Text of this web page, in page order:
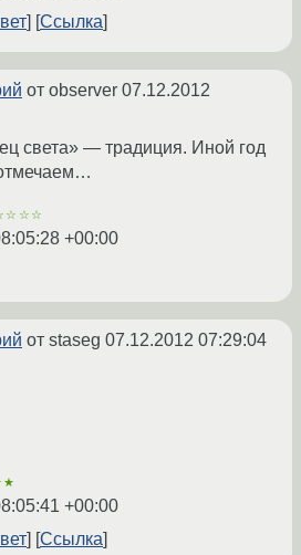
Ссылка
от observer 07.12.2012
света» — традиция. Иной год
+00:00
от staseg 07.12.2012 07:29:04
+00:00
Ссылка